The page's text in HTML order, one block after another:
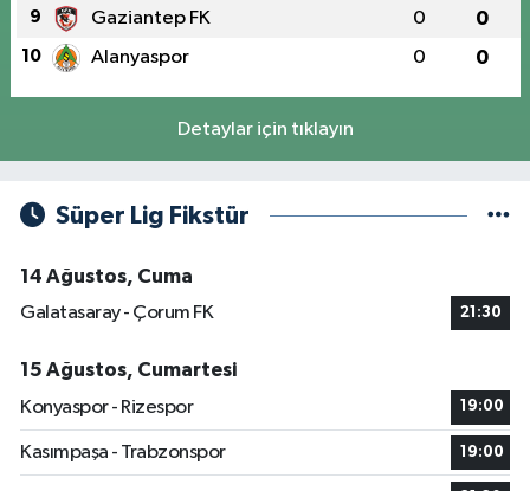
9 Gaziantep FK 0 0
10 Alanyaspor 0 0
Detaylar için tıklayın
Süper Lig Fikstür
14 Ağustos, Cuma
Galatasaray - Çorum FK
21:30
15 Ağustos, Cumartesi
Konyaspor - Rizespor
19:00
Kasımpaşa - Trabzonspor 19:00